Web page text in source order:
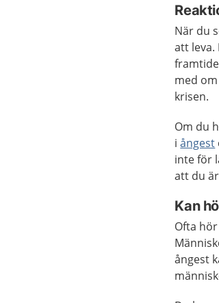
När du
att
med
krisen.
Om du
iångest
inte för
att du
Kan
Ofta
ångest